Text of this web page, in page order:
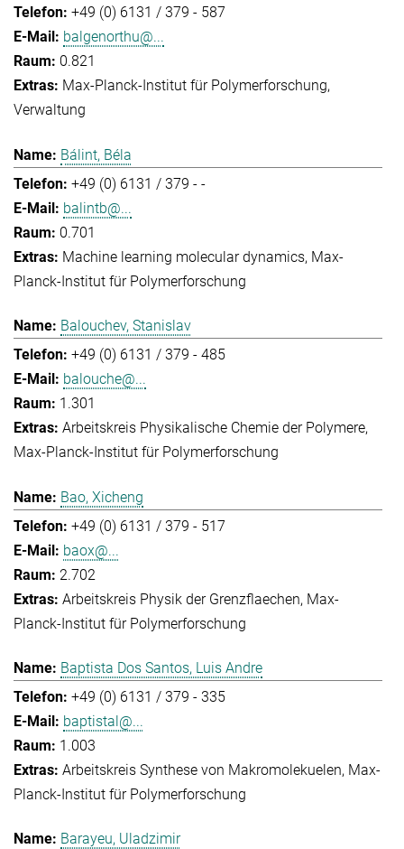
+49 (0) 6131 / 379 - 587
balgenorthu@...
0.821
Max-Planck-Institut für Polymerforschung
Verwaltung
Bálint, Béla
+49 (0) 6131 / 379 - -
balintb@...
0.701
Machine learning molecular dynamics Max-
Planck-Institut für Polymerforschung
Balouchev, Stanislav
+49 (0) 6131 / 379 - 485
balouche@...
1.301
Arbeitskreis Physikalische Chemie der Polymere
Max-Planck-Institut für Polymerforschung
Bao, Xicheng
+49 (0) 6131 / 379 - 517
baox@...
2.702
Arbeitskreis Physik der Grenzflaechen Max-
Planck-Institut für Polymerforschung
Baptista Dos Santos, Luis Andre
+49 (0) 6131 / 379 - 335
baptistal@...
1.003
Arbeitskreis Synthese von Makromolekuelen Max-
Planck-Institut für Polymerforschung
Barayeu, Uladzimir